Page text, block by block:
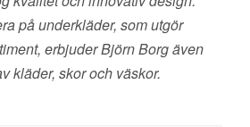
på underkläder, som utgör
erbjuder Björn Borg även
kläder, skor och väskor.